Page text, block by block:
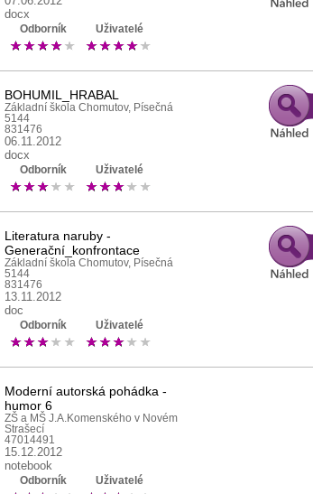
docx
Odborník Uživatelé
BOHUMIL_HRABAL
Základní škola Chomutov, Písečná
5144
831476
06.11.2012
docx
Odborník Uživatelé
Literatura naruby -
Generační_konfrontace
Základní škola Chomutov, Písečná
5144
831476
13.11.2012
doc
Odborník Uživatelé
Moderní autorská pohádka -
humor 6
ZŠ a MŠ J.A.Komenského v Novém
Strašecí
47014491
15.12.2012
notebook
Odborník Uživatelé